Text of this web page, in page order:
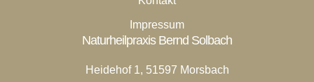
Impressum
Naturheilpraxis Bernd Solbach
Heidehof 1, 51597 Morsbach